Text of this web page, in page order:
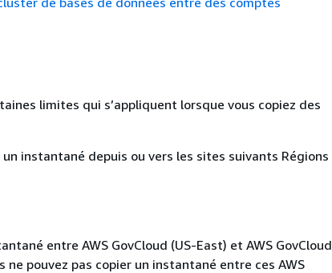
limites qui s’appliquent lorsque vous copiez des
un instantané depuis ou vers les sites suivants Régions
entre AWS GovCloud (US-East) et AWS GovCloud
ne pouvez pas copier un instantané entre ces AWS